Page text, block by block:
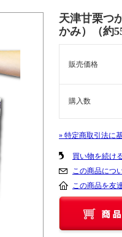
天津甘栗つ
かみ）（約
販売価格
購入数
» 特定商取引法に
買い物を続け
この商品につ
この商品を友